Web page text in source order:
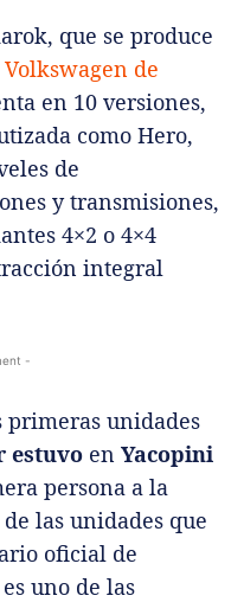
que se produce
Volkswagen de
en 10 versiones,
como Hero,
de
y transmisiones,
4×2 o 4×4
integral
-
primeras unidades
estuvo en Yacopini
persona a la
las unidades que
oficial de
uno de las